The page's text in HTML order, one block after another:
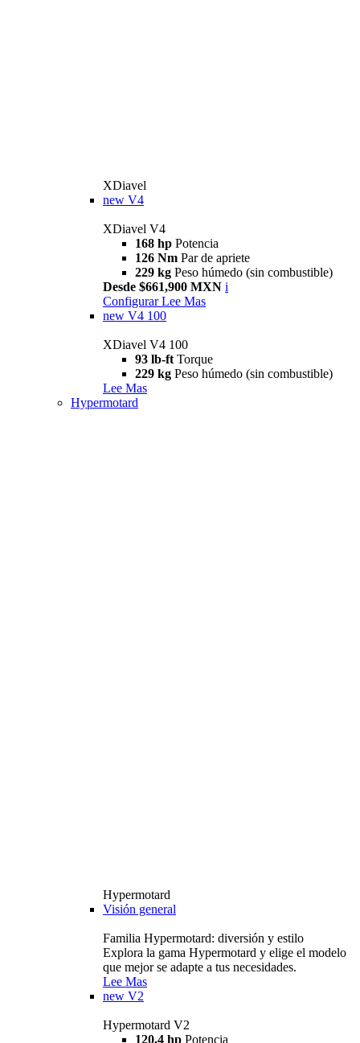
XDiavel
new V4
XDiavel V4
168 hp Potencia
126 Nm Par de apriete
229 kg Peso húmedo (sin combustible)
Desde $661,900 MXN i
Configurar Lee Mas
new V4 100
XDiavel V4 100
93 lb-ft Torque
229 kg Peso húmedo (sin combustible)
Lee Mas
Hypermotard
Hypermotard
Visión general
Familia Hypermotard: diversión y estilo
Explora la gama Hypermotard y elige el modelo
que mejor se adapte a tus necesidades.
Lee Mas
new V2
Hypermotard V2
120,4 hp Potencia